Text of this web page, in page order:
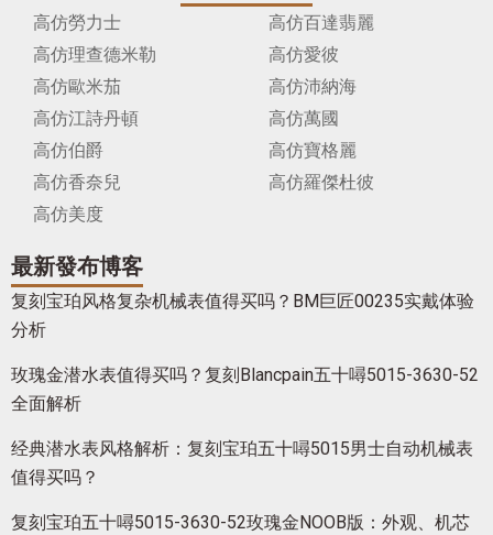
高仿勞力士
高仿百達翡麗
高仿理查德米勒
高仿愛彼
高仿歐米茄
高仿沛納海
高仿江詩丹頓
高仿萬國
高仿伯爵
高仿寶格麗
高仿香奈兒
高仿羅傑杜彼
高仿美度
最新發布博客
复刻宝珀风格复杂机械表值得买吗？BM巨匠00235实戴体验
分析
玫瑰金潜水表值得买吗？复刻Blancpain五十噚5015-3630-52
全面解析
经典潜水表风格解析：复刻宝珀五十噚5015男士自动机械表
值得买吗？
复刻宝珀五十噚5015-3630-52玫瑰金NOOB版：外观、机芯